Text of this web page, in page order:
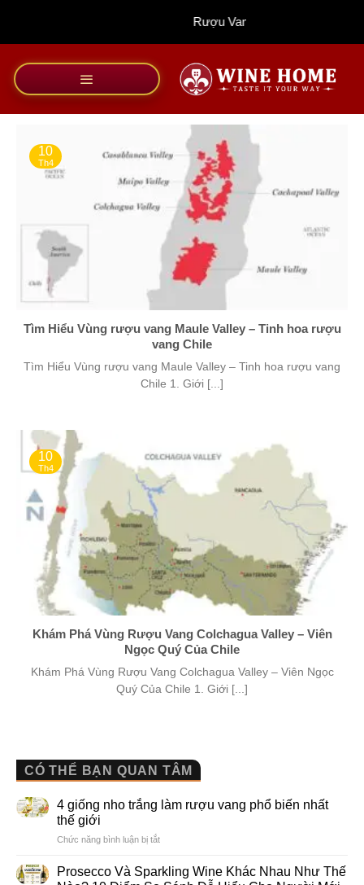
dung
Rượu Vang Wine Home
CÓ THỂ BẠN QUAN TÂM
4 giống nho trắng làm rượu vang phổ biến nhất
thế giới
Chức năng bình luận bị tắtở
giống
nho
Prosecco Và Sparkling Wine Khác Nhau Như Thế
Tìm Hiểu Vùng rượu vang Maule Valley – Tinh hoa rượu
vang Chile
Tìm Hiểu Vùng rượu vang Maule Valley – Tinh hoa rượu vang
Chile 1. Giới [...]
10
Th4
Khám Phá Vùng Rượu Vang Colchagua Valley – Viên
Ngọc Quý Của Chile
Khám Phá Vùng Rượu Vang Colchagua Valley – Viên Ngọc
Quý Của Chile 1. Giới [...]
10
Th4